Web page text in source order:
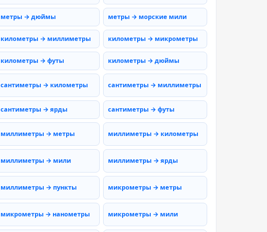
метры → дюймы метры → морские мили
километры → миллиметры километры → микрометры
километры → футы километры → дюймы
сантиметры → километры сантиметры → миллиметры
сантиметры → ярды сантиметры → футы
миллиметры → метры миллиметры → километры
миллиметры → мили миллиметры → ярды
миллиметры → пункты микрометры → метры
микрометры → нанометры микрометры → мили